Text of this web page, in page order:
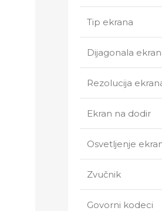
Tip ekrana
Dijagonala
Rezolucija
Ekran na dodir
Osvetljenje
Zvučnik
Govorni kodeci